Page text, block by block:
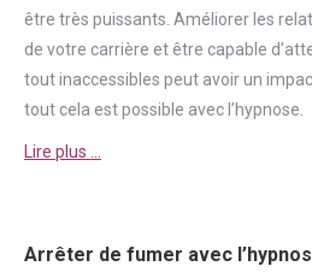
être très puissants. Améliorer les
de votre carrière et être capable
tout inaccessibles peut avoir un
tout cela est possible avec l’hypnose.
Lire plus …
Arrêter de fumer avec